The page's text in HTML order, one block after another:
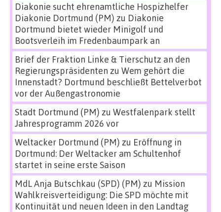
Diakonie sucht ehrenamtliche Hospizhelfer
Diakonie Dortmund (PM) zu Diakonie
Dortmund bietet wieder Minigolf und
Bootsverleih im Fredenbaumpark an
Brief der Fraktion Linke & Tierschutz an den
Regierungspräsidenten zu Wem gehört die
Innenstadt? Dortmund beschließt Bettelverbot
vor der Außengastronomie
Stadt Dortmund (PM) zu Westfalenpark stellt
Jahresprogramm 2026 vor
Weltacker Dortmund (PM) zu Eröffnung in
Dortmund: Der Weltacker am Schultenhof
startet in seine erste Saison
MdL Anja Butschkau (SPD) (PM) zu Mission
Wahlkreisverteidigung: Die SPD möchte mit
Kontinuität und neuen Ideen in den Landtag